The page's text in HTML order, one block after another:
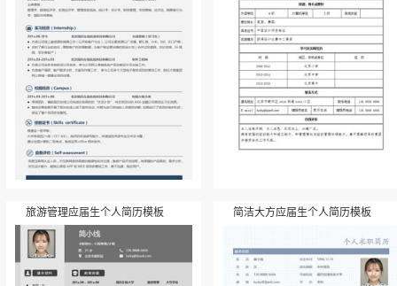
旅游管理应届生个人简历模板 简洁大方应届生个人简历模板